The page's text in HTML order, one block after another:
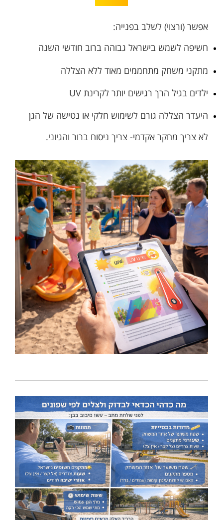
אפשר (ורצוי) לשלב בפנייה:
חשיפה לשמש בישראל גבוהה ברוב חודשי השנה
מתקני משחק מתחממים מאוד ללא הצללה
ילדים בגיל הרך רגישים יותר לקרינת UV
היעדר הצללה גורם לשימוש חלקי או נטישה של הגן
לא צריך מחקר אקדמי- צריך ניסוח ברור והגיוני.